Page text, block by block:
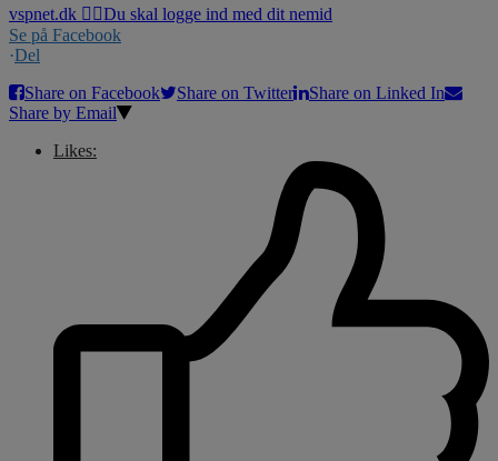
Se på Facebook
·Del
Share on Facebook
Share on Twitter
Share on Linked In
Share by Email
Likes: